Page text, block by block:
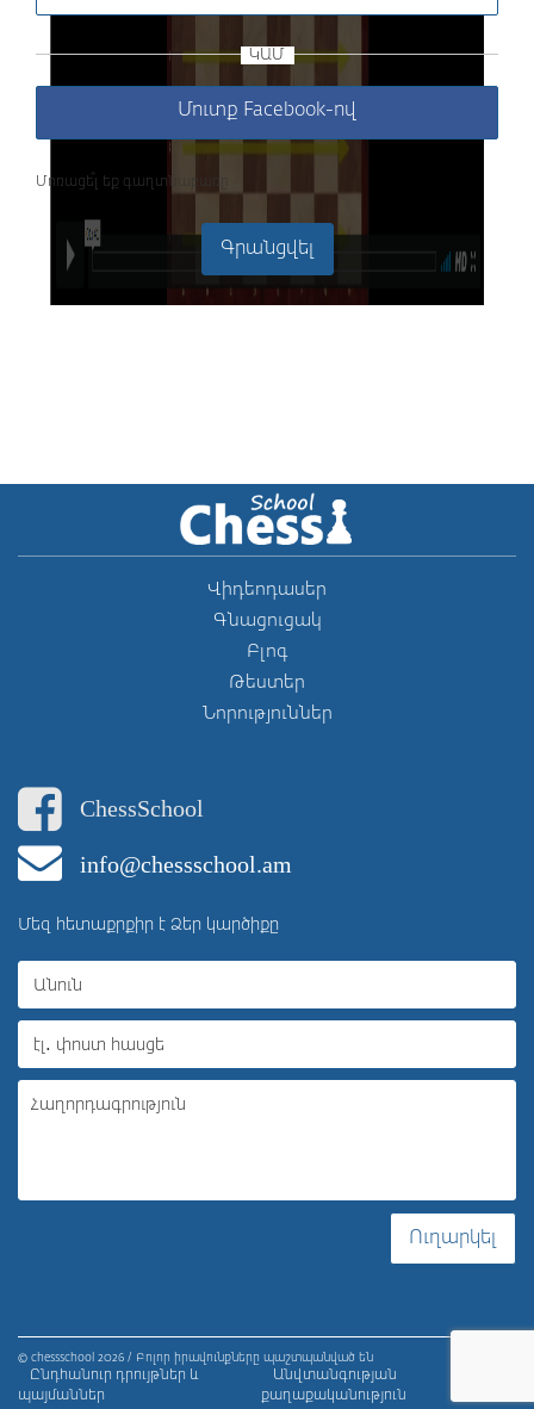
ԿԱՄ
Մուտք Facebook-ով
Մոռացե՞լ եք գաղտնաբառը
Գրանցվել
Վիդեոդասեր
Գնացուցակ
Բլոգ
Թեստեր
Նորություններ
ChessSchool
info@chessschool.am
Մեզ հետաքրքիր է Ձեր կարծիքը
Ուղարկել
© chessschool 2026 / Բոլոր իրավունքները պաշտպանված են
Ընդհանուր դրույթներ և
պայմաններ
Անվտանգության
քաղաքականություն